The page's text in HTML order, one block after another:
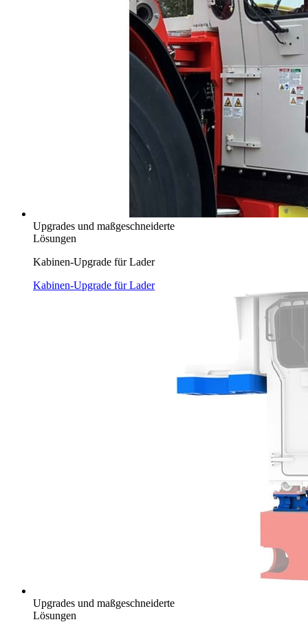
Upgrades und maßgeschneiderte
Lösungen
Kabinen-Upgrade für Lader
Kabinen-Upgrade für Lader
Upgrades und maßgeschneiderte
Lösungen